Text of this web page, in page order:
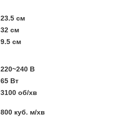
23.5 см
32 см
9.5 см
220~240 В
65 Вт
3100 об/хв
800 куб. м/хв